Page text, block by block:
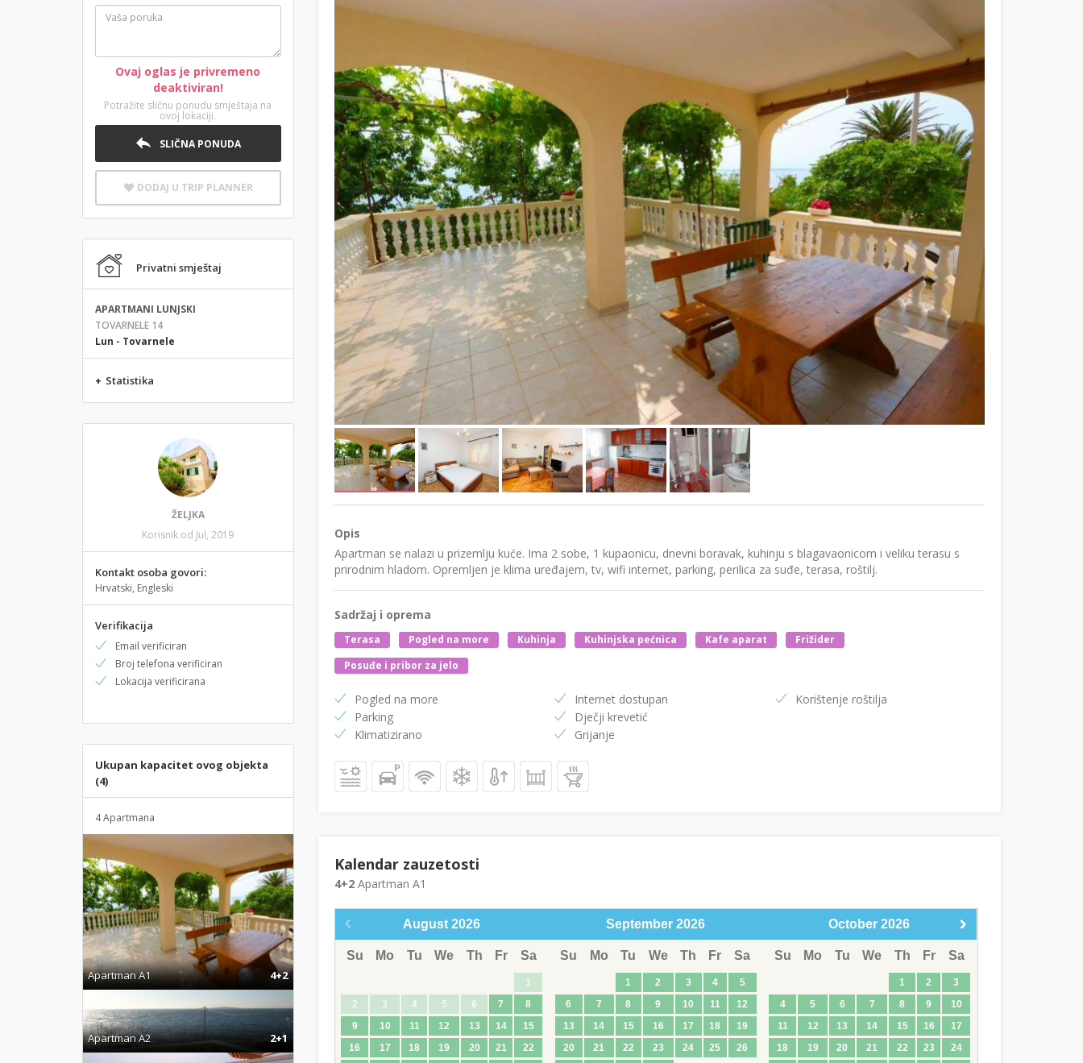
Ovaj oglas je privremeno
deaktiviran!
Potražite sličnu ponudu smještaja na
ovoj lokaciji.
SLIČNA PONUDA
DODAJ U TRIP PLANNER
Privatni smještaj
APARTMANI LUNJSKI
TOVARNELE 14
Lun - Tovarnele
+ Statistika
ŽELJKA
Korisnik od Jul, 2019
Kontakt osoba govori:
Hrvatski, Engleski
Verifikacija
Email verificiran
Broj telefona verificiran
Lokacija verificirana
Ukupan kapacitet ovog objekta
(4)
4 Apartmana
Apartman A1 4+2
Apartman A2 2+1
Opis
Apartman se nalazi u prizemlju kuće. Ima 2 sobe, 1 kupaonicu, dnevni boravak, kuhinju s blagavaonicom i veliku terasu s
prirodnim hladom. Opremljen je klima uređajem, tv, wifi internet, parking, perilica za suđe, terasa, roštilj.
Sadržaj i oprema
Terasa Pogled na more Kuhinja Kuhinjska pećnica Kafe aparat
Frižider
Posuđe i pribor za jelo
Pogled na more
Parking
Klimatizirano
Internet dostupan
Dječji krevetić
Grijanje
Korištenje roštilja
Kalendar zauzetosti
4+2Apartman A1
August 2026
Su Mo Tu We Th Fr Sa
1
2
3 4 5 6 7
8
9
10 11 12 13 14
15
16
17 18 19 20 21
22
September 2026
Su Mo Tu We Th Fr Sa
1 2 3 4
5
6
7 8 9 10 11
12
13
14 15 16 17 18
19
20
21 22 23 24 25
26
October 2026
Su Mo Tu We Th Fr Sa
1 2
3
4
5 6 7 8 9
10
11
12 13 14 15 16
17
18
19 20 21 22 23
24